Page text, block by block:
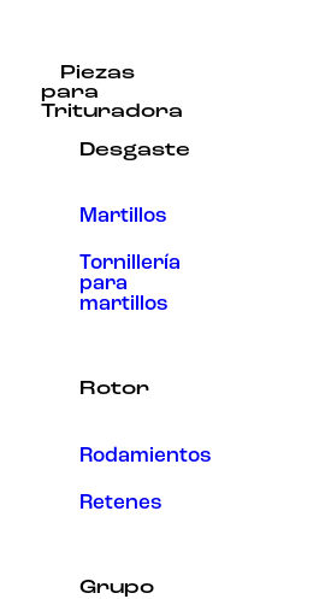
Piezas
para
Trituradora
Desgaste
Martillos
Tornillería
para
martillos
Rotor
Rodamientos
Retenes
Grupo